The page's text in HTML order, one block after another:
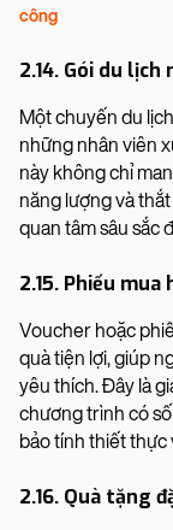
công
2.14. Gói du lịch
Một chuyến du
những nhân viên
này không chỉ
năng lượng và
quan tâm sâu sắc
2.15. Phiếu mua
Voucher hoặc
quà tiện lợi, giúp
yêu thích. Đây là
chương trình có
bảo tính thiết thực
2.16. Quà tặng